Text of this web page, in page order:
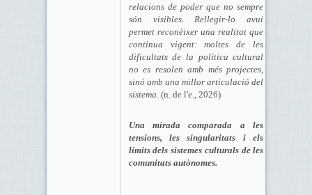
relacions de poder que no sempre
són visibles. Rellegir-lo avui
permet reconèixer una realitat que
continua vigent: moltes de les
dificultats de la política cultural
no es resolen amb més projectes,
sinó amb una millor articulació del
sistema. (n. de l'e., 2026)
Una mirada comparada a les
tensions, les singularitats i els
límits dels sistemes culturals de les
comunitats autònomes.